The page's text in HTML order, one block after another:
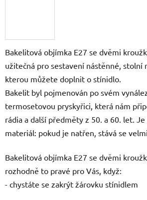
Bakelitová objímka E27 se dvěmi
užitečná pro sestavení nástěnné, stolní
kterou můžete doplnit o stínidlo.
Bakelit byl pojmenován po svém
termosetovou pryskyřici, která nám
rádia a další předměty z 50. a 60. let.
materiál: pokud je natřen, stává se
Bakelitová objímka E27 se dvěmi
rozhodně to pravé pro Vás, když:
- chystáte se zakrýt žárovku stínidlem